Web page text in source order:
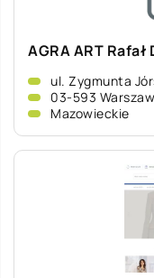
AGRA ART Rafał
ul. Zygmunta
03-593
Mazowieckie